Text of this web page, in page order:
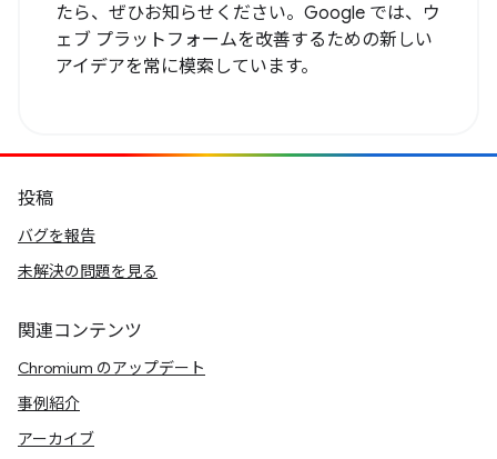
たら、ぜひお知らせください。Google では、ウ
ェブ プラットフォームを改善するための新しい
アイデアを常に模索しています。
投稿
バグを報告
未解決の問題を見る
関連コンテンツ
Chromium のアップデート
事例紹介
アーカイブ